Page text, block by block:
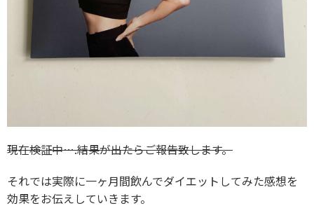
現在検証中….結果が出たらご報告致します。
それでは実際に一ヶ月間飲んでダイエットしてみた感想を
効果をお伝えしていきます。